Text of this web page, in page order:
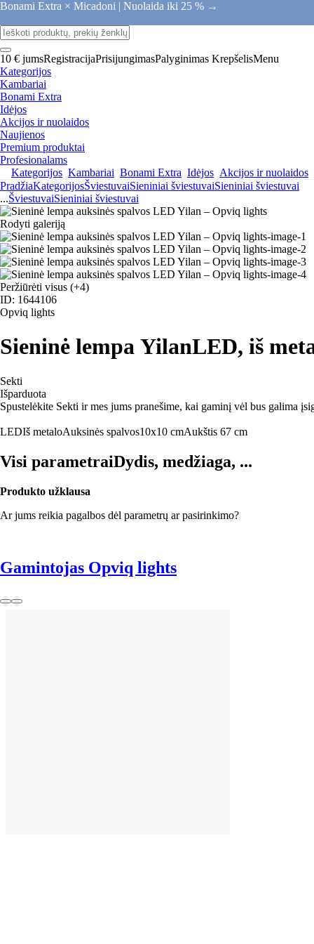
Bonami Extra × Micadoni | Nuolaida iki 25 % →
10 € jumsRegistracijaPrisijungimasPalyginimas KrepšelisMenu
Kategorijos
Kambariai
Bonami Extra
Idėjos
Akcijos ir nuolaidos
Naujienos
Premium produktai
Profesionalams
Kategorijos Kambariai Bonami Extra Idėjos Akcijos ir nuolaidos
PradžiaKategorijosŠviestuvaiSieniniai šviestuvaiSieniniai šviestuvai
...ŠviestuvaiSieniniai šviestuvai
Rodyti galeriją
Peržiūrėti visus (+4)
ID: 1644106
Opviq lights
Sieninė lempa YilanLED, iš
Sekti
Išparduota
Spustelėkite Sekti ir mes jums pranešime, kai gaminį vėl bus galima
LEDIš metaloAuksinės spalvos10x10 cmAukštis 67 cm
Visi parametraiDydis, medžiaga, ...
Produkto užklausa
Ar jums reikia pagalbos dėl parametrų ar pasirinkimo?
Gamintojas Opviq lights